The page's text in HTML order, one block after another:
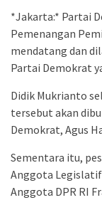
*Jakarta:* Partai
Pemenangan
mendatang dan
Partai Demokrat
Didik Mukrianto
tersebut akan
Demokrat, Agus
Sementara itu,
Anggota Legislatif
Anggota DPR RI